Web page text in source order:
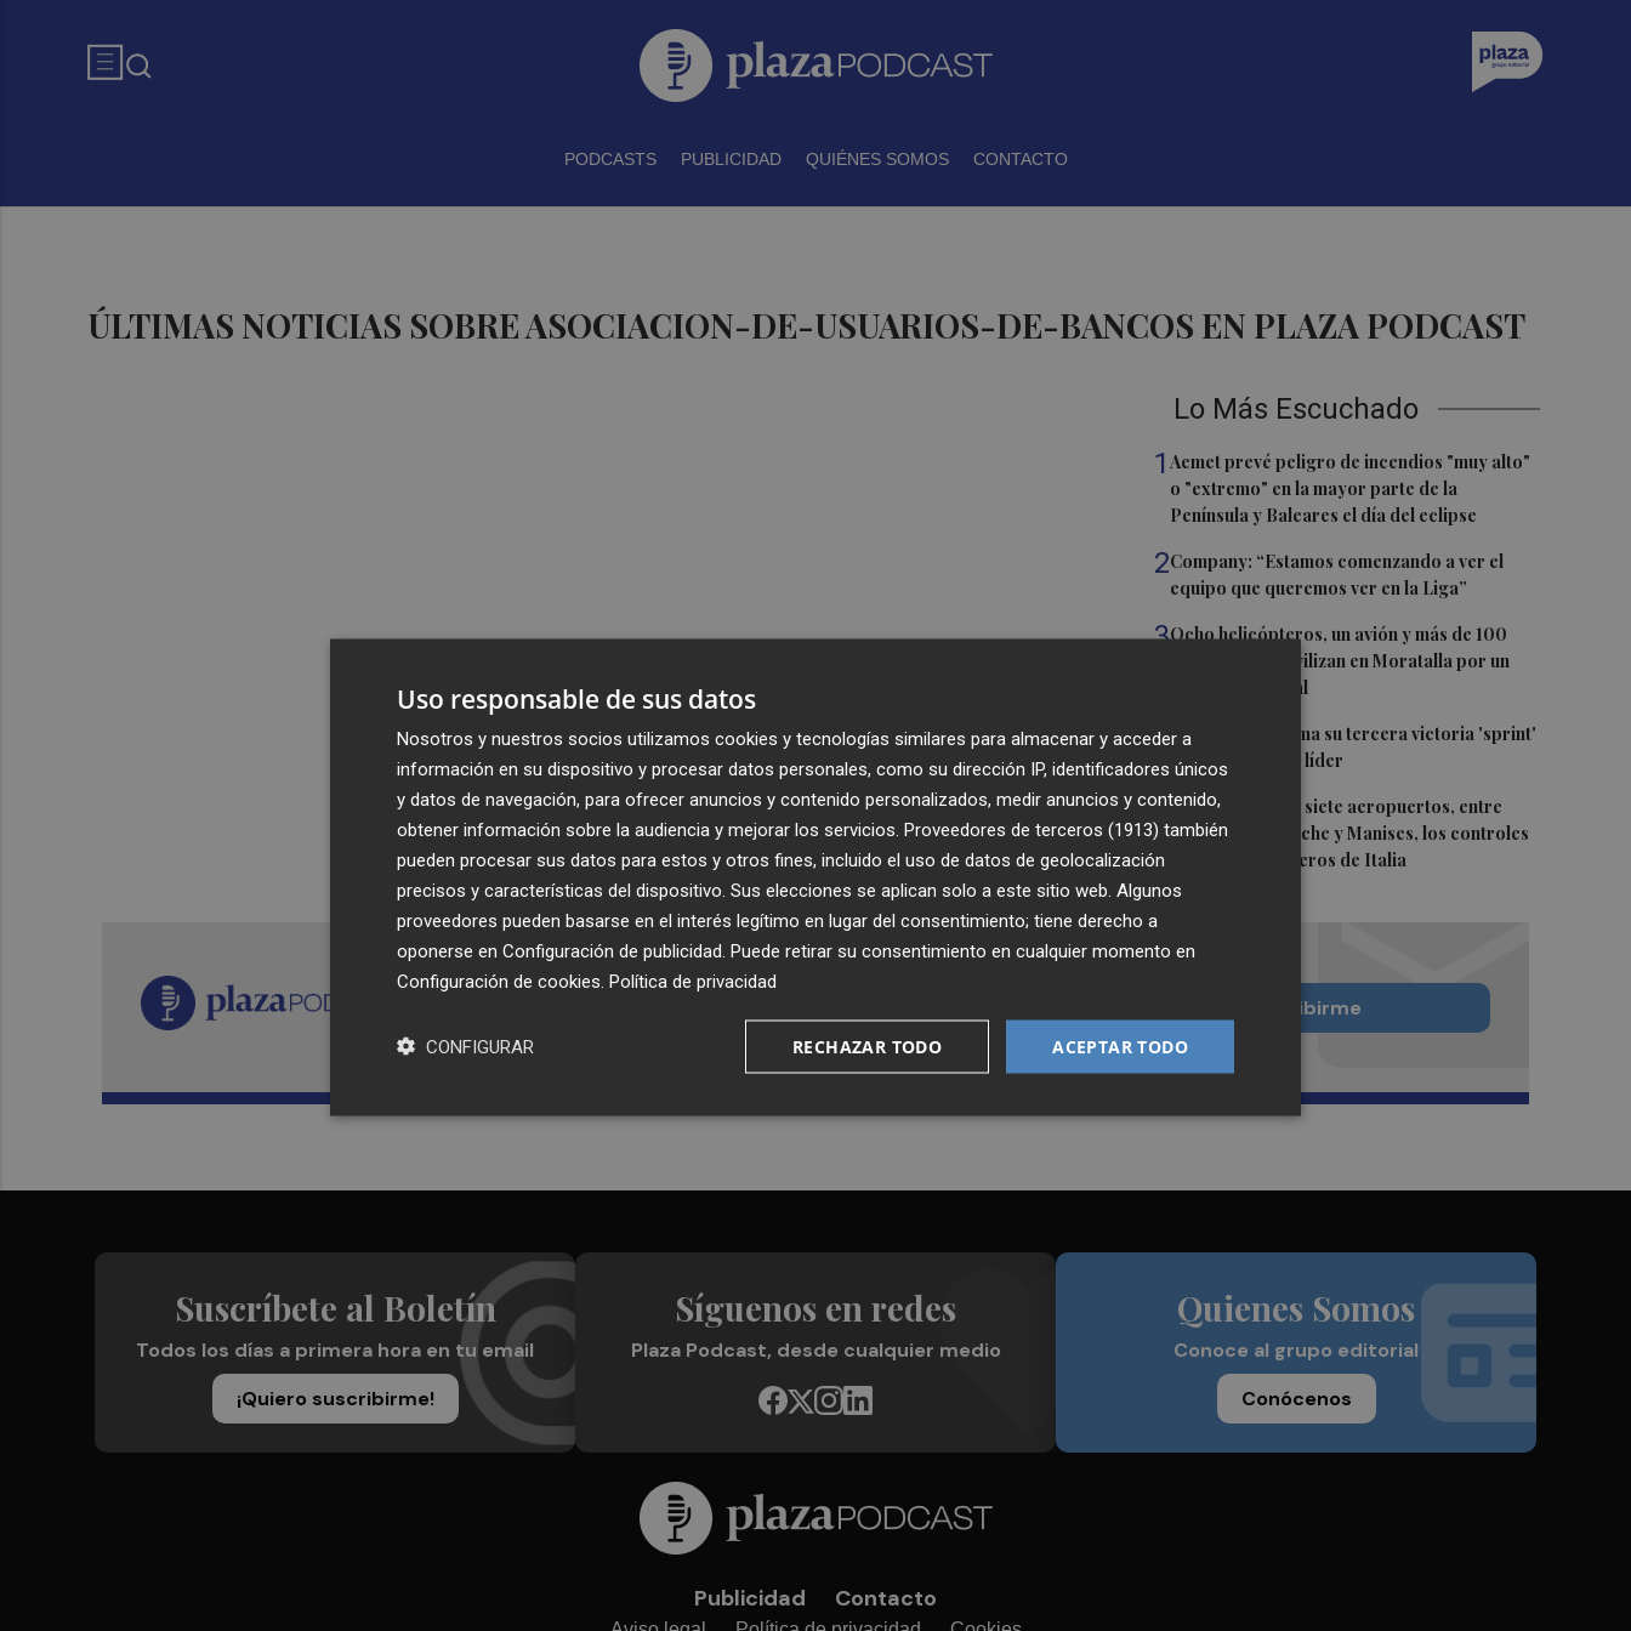
PODCASTS PUBLICIDAD QUIÉNES SOMOS CONTACTO
ÚLTIMAS NOTICIAS SOBRE ASOCIACION-DE-USUARIOS-DE-BANCOS EN PLAZA PODCAST
Lo Más Escuchado
1Aemet prevé peligro de incendios "muy alto"
o "extremo" en la mayor parte de la
Península y Baleares el día del eclipse
2Company: “Estamos comenzando a ver el
equipo que queremos ver en la Liga”
3Ocho helicópteros, un avión y más de 100
brigadas se movilizan en Moratalla por un
incendio forestal
4Jorge Martín suma su tercera victoria 'sprint'
del año y es más líder
5España amplía a siete aeropuertos, entre
ellos Alicante-Elche y Manises, los controles
aleatorios a viajeros de Italia
Recibe toda la actualidad de
Plaza Podcast en tu correo
Quiero suscribirme
Suscríbete al Boletín
Todos los días a primera hora en tu email
¡Quiero suscribirme!
Síguenos en redes
Plaza Podcast, desde cualquier medio
Quienes Somos
Conoce al grupo editorial
Conócenos
Publicidad Contacto
Uso responsable de sus datos
Nosotros y nuestros socios utilizamos cookies y tecnologías similares para almacenar y acceder a
información en su dispositivo y procesar datos personales, como su dirección IP, identificadores únicos
y datos de navegación, para ofrecer anuncios y contenido personalizados, medir anuncios y contenido,
obtener información sobre la audiencia y mejorar los servicios. Proveedores de terceros (1913) también
pueden procesar sus datos para estos y otros fines, incluido el uso de datos de geolocalización
precisos y características del dispositivo. Sus elecciones se aplican solo a este sitio web. Algunos
proveedores pueden basarse en el interés legítimo en lugar del consentimiento; tiene derecho a
oponerse en Configuración de publicidad . Puede retirar su consentimiento en cualquier momento en
Configuración de cookies Política de privacidad
ACEPTAR TODO
RECHAZAR TODO
CONFIGURAR